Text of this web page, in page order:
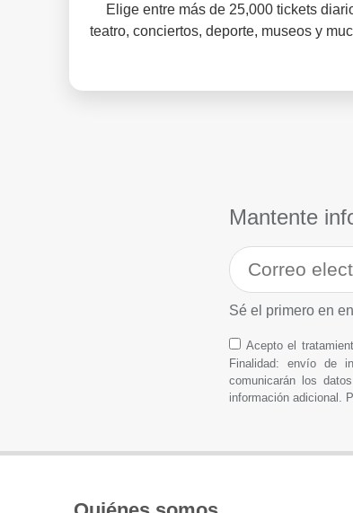
Elige entre más de 25,000 tickets
teatro, conciertos, deporte, museos y
Mantente
Sé el primero en
Acepto el
Finalidad: envío de
comunicarán los
información adicional.